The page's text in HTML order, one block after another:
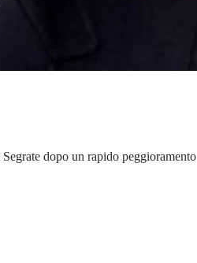
dopo un rapido peggioramento